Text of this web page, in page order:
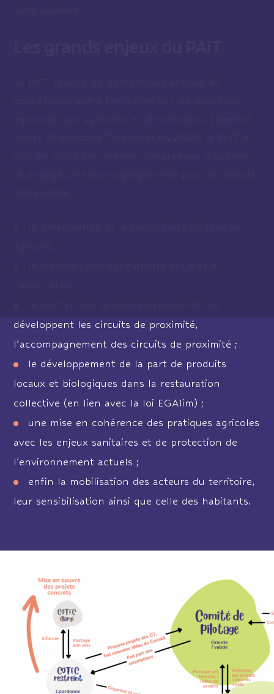
développent les circuits de proximité,
l’accompagnement des circuits de proximité ;
le développement de la part de produits
locaux et biologiques dans la restauration
collective (en lien avec la loi EGAlim) ;
une mise en cohérence des pratiques agricoles
avec les enjeux sanitaires et de protection de
l’environnement actuels ;
enfin la mobilisation des acteurs du territoire,
leur sensibilisation ainsi que celle des habitants.